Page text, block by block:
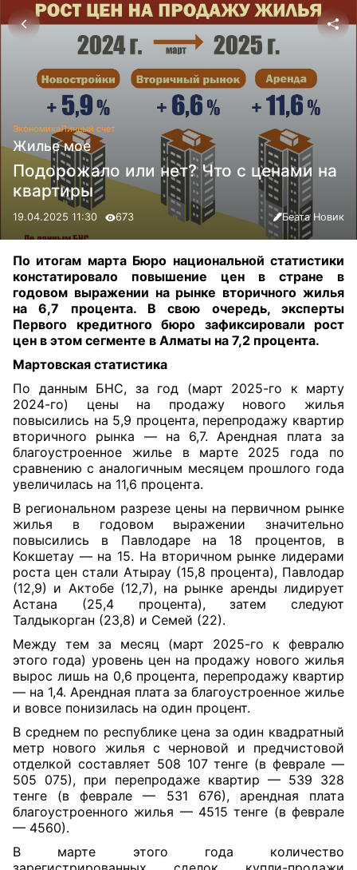
ЭкономикаЛичный счет
Жилье мое
Подорожало или нет? Что с ценами на
квартиры
19.04.2025 11:30 673 Беата Новик
По итогам марта Бюро национальной статистики
констатировало повышение цен в стране в
годовом выражении на рынке вторичного жилья
на 6,7 процента. В свою очередь, эксперты
Первого кредитного бюро зафиксировали рост
цен в этом сегменте в Алматы на 7,2 процента.
Мартовская статистика
По данным БНС, за год (март 2025-го к марту
2024-го) цены на продажу нового жилья
повысились на 5,9 процента, перепродажу квартир
вторичного рынка — на 6,7. Арендная плата за
благоустроенное жилье в марте 2025 года по
сравнению с аналогичным месяцем прошлого года
увеличилась на 11,6 процента.
В региональном разрезе цены на первичном рынке
жилья в годовом выражении значительно
повысились в Павлодаре на 18 процентов, в
Кокшетау — на 15. На вторичном рынке лидерами
роста цен стали Атырау (15,8 процента), Павлодар
(12,9) и Актобе (12,7), на рынке аренды лидирует
Астана (25,4 процента), затем следуют
Талдыкорган (23,8) и Семей (22).
Между тем за месяц (март 2025-го к февралю
этого года) уровень цен на продажу нового жилья
вырос лишь на 0,6 процента, перепродажу квартир
— на 1,4. Арендная плата за благоустроенное жилье
и вовсе понизилась на один процент.
В среднем по республике цена за один квадратный
метр нового жилья с черновой и предчистовой
отделкой составляет 508 107 тенге (в феврале —
505 075), при перепродаже квартир — 539 328
тенге (в феврале — 531 676), арендная плата
благоустроенного жилья — 4515 тенге (в феврале
— 4560).
В марте этого года количество